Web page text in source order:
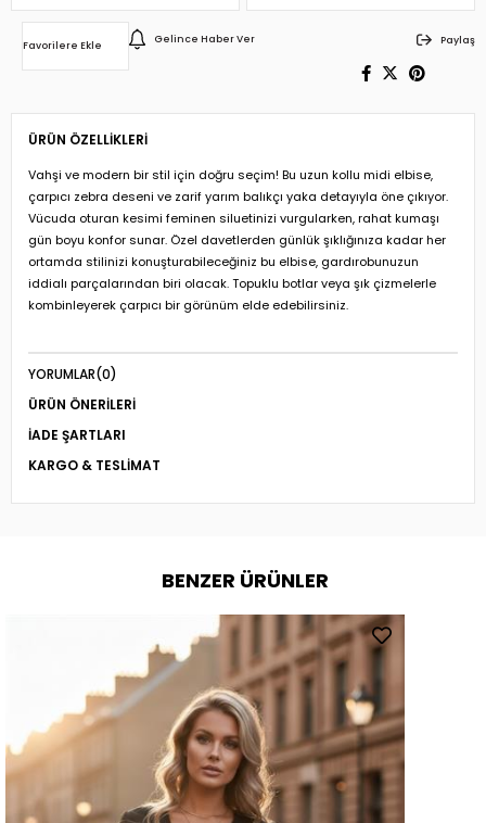
Favorilere Ekle
Gelince Haber Ver Paylaş
ÜRÜN ÖZELLIKLERI
Vahşi ve modern bir stil için doğru seçim! Bu uzun kollu midi elbise,
çarpıcı zebra deseni ve zarif yarım balıkçı yaka detayıyla öne çıkıyor.
Vücuda oturan kesimi feminen siluetinizi vurgularken, rahat kumaşı
gün boyu konfor sunar. Özel davetlerden günlük şıklığınıza kadar her
ortamda stilinizi konuşturabileceğiniz bu elbise, gardırobunuzun
iddialı parçalarından biri olacak. Topuklu botlar veya şık çizmelerle
kombinleyerek çarpıcı bir görünüm elde edebilirsiniz.
YORUMLAR(0)
ÜRÜN ÖNERILERI
İADE ŞARTLARI
KARGO & TESLIMAT
BENZER ÜRÜNLER